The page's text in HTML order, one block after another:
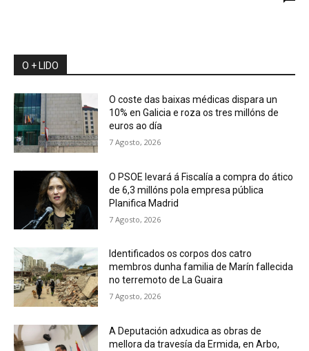
O + LIDO
O coste das baixas médicas dispara un
10% en Galicia e roza os tres millóns de
euros ao día
7 Agosto, 2026
O PSOE levará á Fiscalía a compra do ático
de 6,3 millóns pola empresa pública
Planifica Madrid
7 Agosto, 2026
Identificados os corpos dos catro
membros dunha familia de Marín fallecida
no terremoto de La Guaira
7 Agosto, 2026
A Deputación adxudica as obras de
mellora da travesía da Ermida, en Arbo,